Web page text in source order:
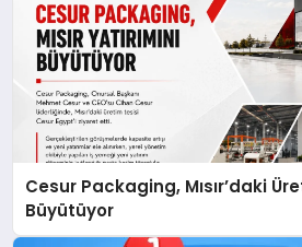
Cesur Packaging, Mısır’daki
Büyütüyor